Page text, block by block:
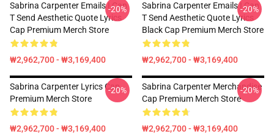
Sabrina Carpenter Emails I Can
T Send Aesthetic Quote Lyrics
Cap Premium Merch Store
₩2,962,700 - ₩3,169,400
-20%
Sabrina Carpenter Emails I Can
T Send Aesthetic Quote Lyrics
Black Cap Premium Merch Store
₩2,962,700 - ₩3,169,400
-20%
Sabrina Carpenter Lyrics Cap
Premium Merch Store
₩2,962,700 - ₩3,169,400
-20%
Sabrina Carpenter Merchandise
Cap Premium Merch Store
₩2,962,700 - ₩3,169,400
-20%